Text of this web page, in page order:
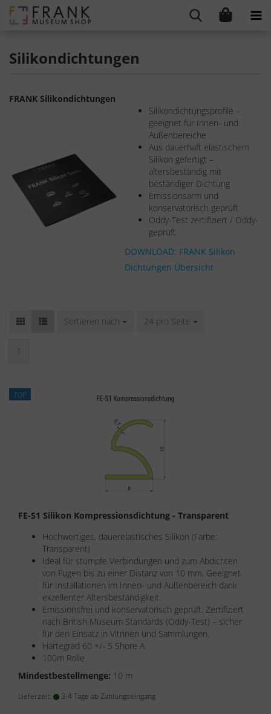
Silikondichtungen
FRANK Silikondichtungen
Silikondichtungsprofile –
geeignet für Innen- und
Außenbereiche
Aus dauerhaft elastischem
Silikon gefertigt –
altersbeständig mit
beständiger Dichtung
Emissionsarm und
konservatorisch geprüft
Oddy-Test zertifiziert / Oddy-
geprüft
DOWNLOAD: FRANK Silikon
Dichtungen Übersicht
Sortieren nach
Sortieren nach 24 pro Seite
pro Seite
1
TOP
FE-S1 Silikon Kompressionsdichtung - Transparent
Hochwertiges, dauerelastisches Silikon (Farbe:
Transparent)
Ideal für stumpfe Verbindungen und zum Abdichten
von Fugen bis zu einer Distanz von 10 mm. Geeignet
für Installationen im Innen- und Außenbereich dank
exzellenter Altersbeständigkeit.
Emissionsfrei und konservatorisch geprüft. Zertifiziert
nach British Museum Standards (Oddy-Test) – sicher
für den Einsatz in Vitrinen und Sammlungen.
Härtegrad 60 +/- 5 Shore A
100m Rolle
Mindestbestellmenge: 10 m
Lieferzeit: 3-4 Tage ab Zahlungseingang